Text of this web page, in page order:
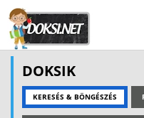
DOKSIK
KERESÉS & BÖNGÉSZÉS